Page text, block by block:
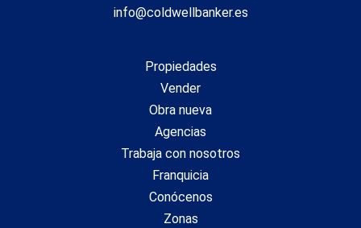
info@coldwellbanker.es
Propiedades
Vender
Obra nueva
Agencias
Trabaja con nosotros
Franquicia
Conócenos
Zonas